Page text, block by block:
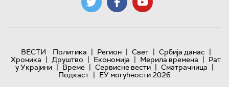
ВЕСТИ Политика | Регион | Свет | Србија данас |
Хроника | Друштво | Економија | Мерила времена | Рат
у Украјини | Време | Сервисне вести | Сматрачница |
Подкаст | ЕУ могућности 2026